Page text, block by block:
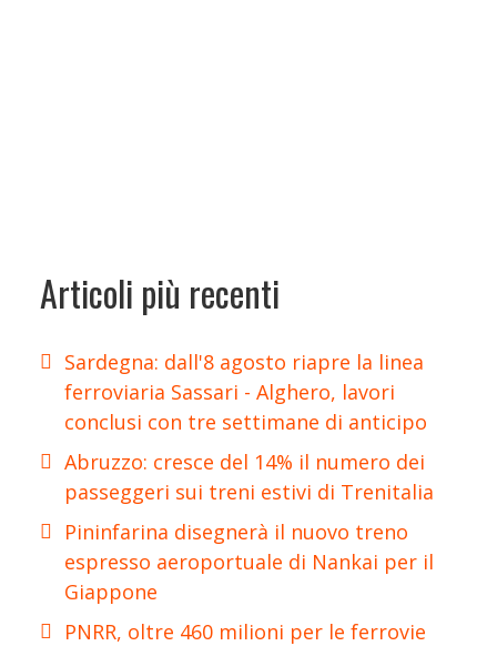
Articoli più recenti
Sardegna: dall'8 agosto riapre la linea
ferroviaria Sassari - Alghero, lavori
conclusi con tre settimane di anticipo
Abruzzo: cresce del 14% il numero dei
passeggeri sui treni estivi di Trenitalia
Pininfarina disegnerà il nuovo treno
espresso aeroportuale di Nankai per il
Giappone
PNRR, oltre 460 milioni per le ferrovie